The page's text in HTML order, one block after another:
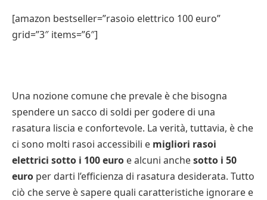
[amazon bestseller=”rasoio elettrico 100 euro”
grid=”3″ items=”6″]
Una nozione comune che prevale è che bisogna
spendere un sacco di soldi per godere di una
rasatura liscia e confortevole. La verità, tuttavia, è che
ci sono molti rasoi accessibili e migliori rasoi
elettrici sotto i 100 euro e alcuni anchesotto i 50
euro per darti l’efficienza di rasatura desiderata. Tutto
ciò che serve è sapere quali caratteristiche ignorare e